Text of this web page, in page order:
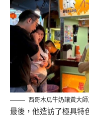
西哥木瓜牛奶讓黃大
最後，他造訪了極具特